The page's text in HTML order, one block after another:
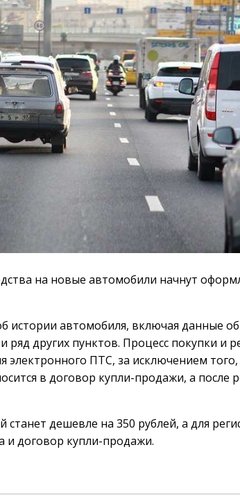
на новые автомобили начнут
истории автомобиля, включая данные
других пунктов. Процесс покупки и
электронного ПТС, за исключением
в договор купли-продажи, а после
дешевле на 350 рублей, а для
и договор купли-продажи.